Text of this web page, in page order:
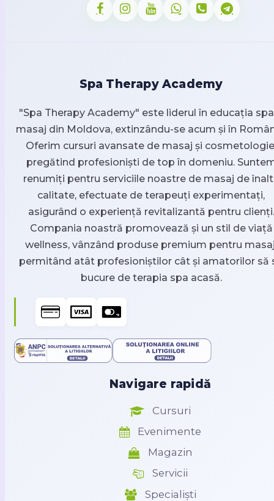
Spa Therapy Academy
"Spa Therapy Academy" este liderul în educația
masaj din Moldova, extinzându-se acum și în
Oferim cursuri avansate de masaj și
pregătind profesioniști de top în domeniu.
renumiți pentru serviciile noastre de masaj de
calitate, efectuate de terapeuți experimentați,
asigurând o experiență revitalizantă pentru clienți.
Compania noastră promovează și un stil de viață
wellness, vânzând produse premium pentru
permitând atât profesioniștilor cât și amatorilor să
bucure de terapia spa acasă.
Navigare rapidă
Cursuri
Evenimente
Magazin
Servicii
Specialiști